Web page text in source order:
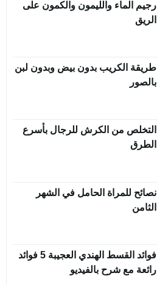
رجيم الماء والليمون والكمون على
الريق
طريقة الكريب بدون بيض وبدون لبن
بالصور
التخلص من الكرش للرجال بأسرع
الطرق
نصائح للمراة الحامل في الشهر
الثامن
فوائد القسط الهندي العجيبة 5 فوائد
رائعة مع شرح بالفيديو